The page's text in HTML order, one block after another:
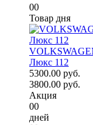
00
Товар дня
Люкс 112
5300.00 руб.
3800.00 руб.
Акция
00
дней